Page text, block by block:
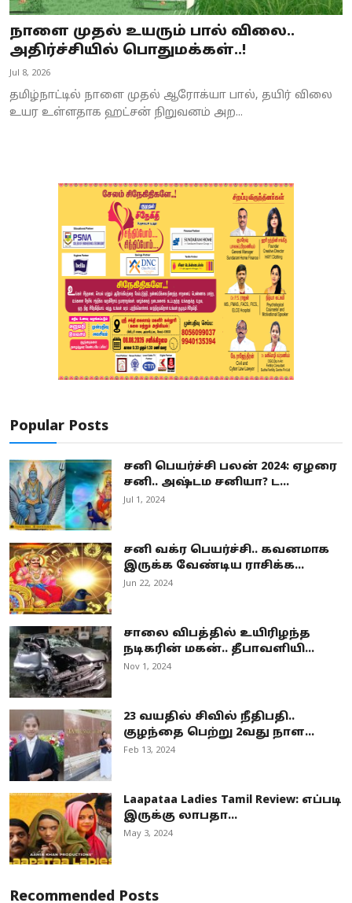
World
Astrology
Spirituality
Weather
நாளை முதல் உயரும் பால் விலை..
அதிர்ச்சியில் பொதுமக்கள்..!
Jul 8, 2026
தமிழ்நாட்டில் நாளை முதல் ஆரோக்யா பால், தயிர் விலை
உயர உள்ளதாக ஹட்சன் நிறுவனம் அற...
Popular Posts
சனி பெயர்ச்சி பலன் 2024: ஏழரை
சனி.. அஷ்டம சனியா? ட...
Jul 1, 2024
சனி வக்ர பெயர்ச்சி.. கவனமாக
இருக்க வேண்டிய ராசிக்க...
Jun 22, 2024
சாலை விபத்தில் உயிரிழந்த
நடிகரின் மகன்.. தீபாவளியி...
Nov 1, 2024
23 வயதில் சிவில் நீதிபதி..
குழந்தை பெற்று 2வது நாள...
Feb 13, 2024
Laapataa Ladies Tamil Review: எப்படி
இருக்கு லாபதா...
May 3, 2024
Recommended Posts